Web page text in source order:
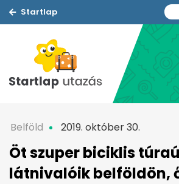
Startlap
Belföld 2019. október 30.
Öt szuper biciklis
látnivalóik belföldön,